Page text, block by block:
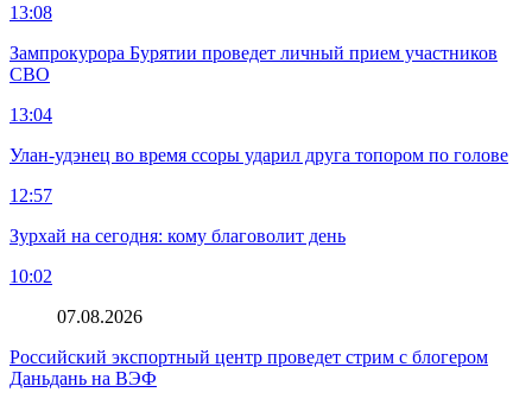
13:08
Зампрокурора Бурятии проведет личный прием участников
СВО
13:04
Улан-удэнец во время ссоры ударил друга топором по голове
12:57
Зурхай на сегодня: кому благоволит день
10:02
07.08.2026
Российский экспортный центр проведет стрим с блогером
Даньдань на ВЭФ